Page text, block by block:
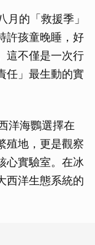
月的「救援季」
許孩童晚睡，好
這不僅是一次行
任」最生動的實
洋海鸚選擇在
殖地，更是觀察
心實驗室。在冰
西洋生態系統的